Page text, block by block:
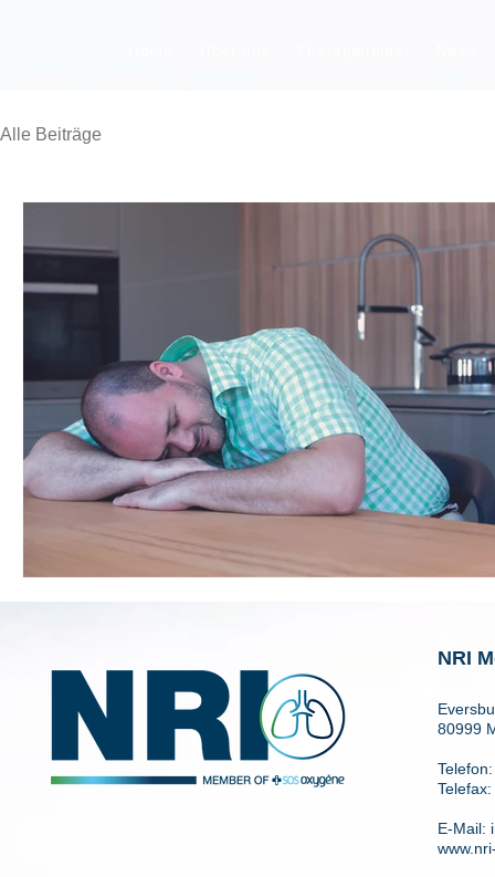
Alle Beiträge
NRI
80999
E-Mail: